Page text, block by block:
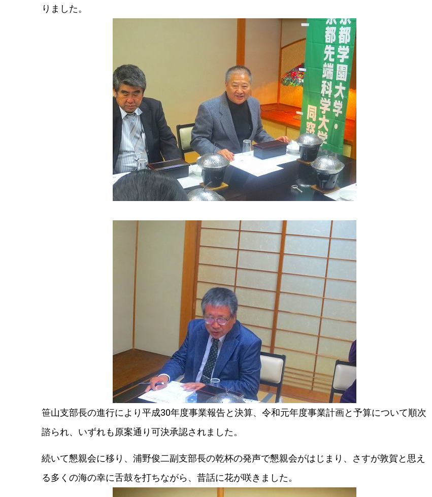
りました。
笹山支部長の進行により平成30年度事業報告と決算、令和元年度事業計画と予算について順次
諮られ、いずれも原案通り可決承認されました。
続いて懇親会に移り、浦野俊二副支部長の乾杯の発声で懇親会がはじまり、さすが敦賀と思え
る多くの海の幸に舌鼓を打ちながら、昔話に花が咲きました。